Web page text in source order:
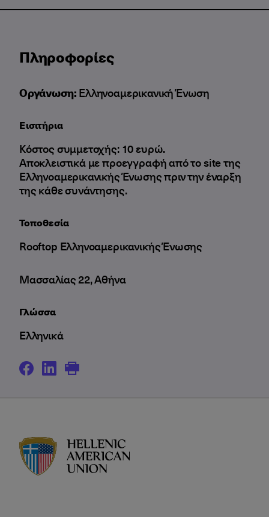
Πληροφορίες
Οργάνωση:Ελληνοαμερικανική Ένωση
Εισιτήρια
Κόστος συμμετοχής: 10 ευρώ.
Αποκλειστικά με προεγγραφή από το site της
Ελληνοαμερικανικής Ένωσης πριν την έναρξη
της κάθε συνάντησης.
Τοποθεσία
Rooftop Ελληνοαμερικανικής Ένωσης
Μασσαλίας 22, Αθήνα
Γλώσσα
Ελληνικά